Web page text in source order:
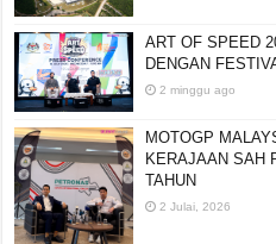
ART OF SPEED
DENGAN
2 minggu ago
MOTOGP
KERAJAAN SAH
TAHUN
2 Julai, 2026